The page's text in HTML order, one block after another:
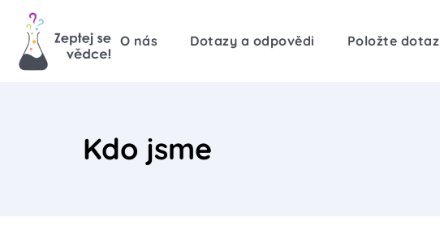
O nás Dotazy a odpovědi Položte dotaz
Kdo jsme